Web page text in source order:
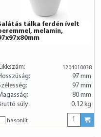
tálka ferdén ívelt
melamin,
1204010038
97 mm
97 mm
80 mm
súly:
0.12 kg
hasonlít